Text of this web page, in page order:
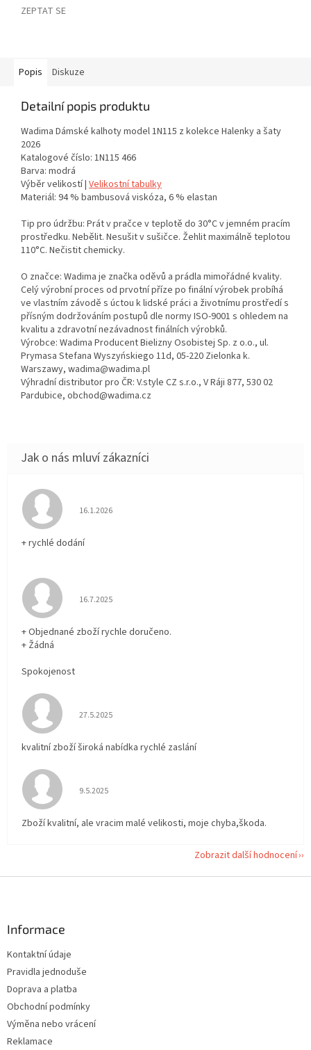
ZEPTAT SE
Popis Diskuze
Detailní popis produktu
Wadima Dámské kalhoty model 1N115 z kolekce Halenky a šaty
2026
Katalogové číslo: 1N115 466
Barva: modrá
Výběr velikostí | Velikostní tabulky
Materiál: 94 % bambusová viskóza, 6 % elastan
Tip pro údržbu: Prát v pračce v teplotě do 30°C v jemném pracím
prostředku. Nebělit. Nesušit v sušičce. Žehlit maximálně teplotou
110°C. Nečistit chemicky.
O značce: Wadima je značka oděvů a prádla mimořádné kvality.
Celý výrobní proces od prvotní příze po finální výrobek probíhá
ve vlastním závodě s úctou k lidské práci a životnímu prostředí s
přísným dodržováním postupů dle normy ISO-9001 s ohledem na
kvalitu a zdravotní nezávadnost finálních výrobků.
Výrobce: Wadima Producent Bielizny Osobistej Sp. z o.o., ul.
Prymasa Stefana Wyszyńskiego 11d, 05-220 Zielonka k.
Warszawy, wadima@wadima.pl
Výhradní distributor pro ČR: V.style CZ s.r.o., V Ráji 877, 530 02
Pardubice, obchod@wadima.cz
Hodnocení obchodu je 5 z 5 hvězdiček.
16.1.2026
+ rychlé dodání
Hodnocení obchodu je 5 z 5 hvězdiček.
16.7.2025
+ Objednané zboží rychle doručeno.
+ Žádná
Spokojenost
Hodnocení obchodu je 5 z 5 hvězdiček.
27.5.2025
kvalitní zboží široká nabídka rychlé zaslání
Hodnocení obchodu je 5 z 5 hvězdiček.
9.5.2025
Zboží kvalitní, ale vracim malé velikosti, moje chyba,škoda.
Zobrazit další hodnocení
Informace
Kontaktní údaje
Pravidla jednoduše
Doprava a platba
Obchodní podmínky
Výměna nebo vrácení
Reklamace